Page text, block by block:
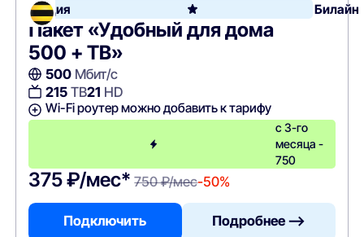
Акция Билайн
Пакет «Удобный для дома
500 + ТВ»
500Мбит/с
215ТВ21 HD
Wi-Fi роутер можно добавить к тарифу
с 3-го
месяца -
750
375 ₽/мес* 750 ₽/мес-50%
Подключить Подробнее —>